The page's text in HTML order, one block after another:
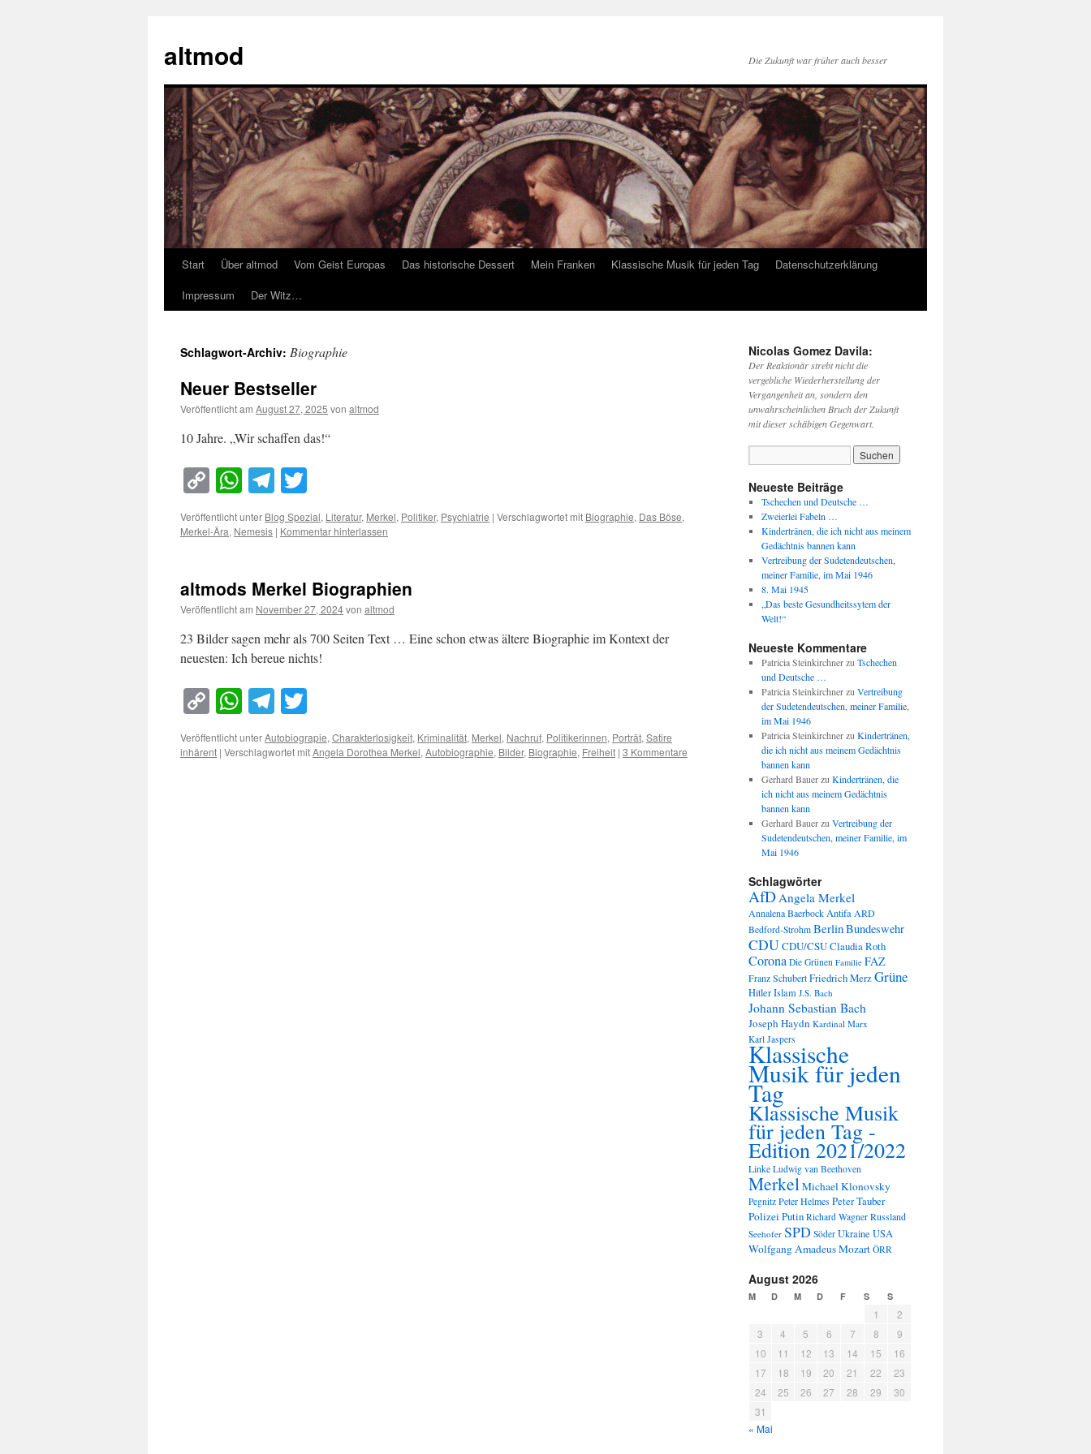
springen
altmod Die Zukunft war früher auch besser
Start Über altmod Vom Geist Europas Das historische Dessert Mein Franken Klassische Musik für jeden Tag
Datenschutzerklärung
Impressum
Der Witz…
Schlagwort-Archiv: Biographie
Neuer Bestseller
Veröffentlicht am August 27, 2025 von altmod
10 Jahre. „Wir schaffen das!“
Copy
Link
WhatsApp
Telegram
Veröffentlicht unter Blog Spezial, Literatur, Merkel, Politiker, Psychiatrie | Verschlagwortet mit Biographie, Das Böse,
Merkel-Ära, Nemesis | Kommentar hinterlassen
altmods Merkel Biographien
Veröffentlicht am November 27, 2024von altmod
23 Bilder sagen mehr als 700 Seiten Text … Eine schon etwas ältere Biographie im Kontext der
neuesten: Ich bereue nichts!
Copy
Link
WhatsApp
Telegram
Veröffentlicht unterAutobiograpie, Charakterlosigkeit, Kriminalität, Merkel, Nachruf, Politikerinnen, Porträt, Satire
inhärent | Verschlagwortet mitAngela Dorothea Merkel, Autobiographie, Bilder, Biographie, Freiheit | 3 Kommentare
Nicolas Gomez Davila:
Der Reaktionär strebt nicht die
vergebliche Wiederherstellung der
Vergangenheit an, sondern den
unwahrscheinlichen Bruch der Zukunft
mit dieser schäbigen Gegenwart.
Neueste Beiträge
Tschechen und Deutsche …
Zweierlei Fabeln …
Kindertränen, die ich nicht aus meinem
Gedächtnis bannen kann
Vertreibung der Sudetendeutschen,
meiner Familie, im Mai 1946
8. Mai 1945
„Das beste Gesundheitssytem der
Welt!“
Neueste Kommentare
Patricia Steinkirchnerzu Tschechen
und Deutsche …
Patricia Steinkirchnerzu Vertreibung
der Sudetendeutschen, meiner Familie,
im Mai 1946
Patricia Steinkirchnerzu Kindertränen,
die ich nicht aus meinem Gedächtnis
bannen kann
Gerhard Bauerzu Kindertränen, die
ich nicht aus meinem Gedächtnis
bannen kann
Gerhard Bauerzu Vertreibung der
Sudetendeutschen, meiner Familie, im
Mai 1946
Schlagwörter
AfDAngela Merkel
Annalena BaerbockAntifa ARD
Bedford-Strohm BerlinBundeswehr
CDUCDU/CSUClaudia Roth
Corona Die Grünen Familie FAZ
Franz SchubertFriedrich MerzGrüne
HitlerIslam J.S. Bach
Johann Sebastian Bach
Joseph Haydn Kardinal Marx
Karl Jaspers
Klassische
Musik für jeden
Tag
Klassische Musik
für jeden Tag -
Edition 2021/2022
Linke Ludwig van Beethoven
MerkelMichael Klonovsky
Pegnitz Peter HelmesPeter Tauber
PolizeiPutin Richard Wagner Russland
Seehofer SPD Söder Ukraine USA
Wolfgang Amadeus Mozart ÖRR
August 2026
M D M D F S S
1
2
3
4 5 6 7 8
9
10
11 12 13 14 15
16
17
18 19 20 21 22
23
24
25 26 27 28 29
30
31
« Mai